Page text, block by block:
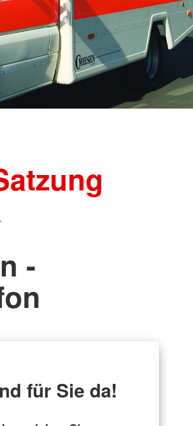
-
für Sie da!